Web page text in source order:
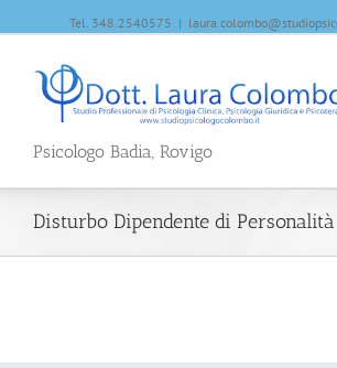
Tel. 348.2540575 |
Psicologo Badia, Rovigo
Disturbo Dipendente di Personalità